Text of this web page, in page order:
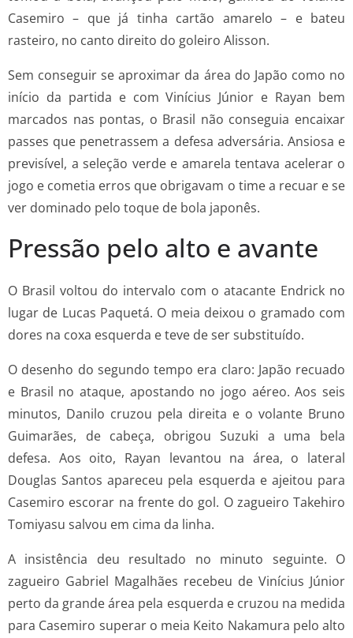
Casemiro – que já tinha cartão amarelo – e bateu
rasteiro, no canto direito do goleiro Alisson.
Sem conseguir se aproximar da área do Japão como no
início da partida e com Vinícius Júnior e Rayan bem
marcados nas pontas, o Brasil não conseguia encaixar
passes que penetrassem a defesa adversária. Ansiosa e
previsível, a seleção verde e amarela tentava acelerar o
jogo e cometia erros que obrigavam o time a recuar e se
ver dominado pelo toque de bola japonês.
Pressão pelo alto e avante
O Brasil voltou do intervalo com o atacante Endrick no
lugar de Lucas Paquetá. O meia deixou o gramado com
dores na coxa esquerda e teve de ser substituído.
O desenho do segundo tempo era claro: Japão recuado
e Brasil no ataque, apostando no jogo aéreo. Aos seis
minutos, Danilo cruzou pela direita e o volante Bruno
Guimarães, de cabeça, obrigou Suzuki a uma bela
defesa. Aos oito, Rayan levantou na área, o lateral
Douglas Santos apareceu pela esquerda e ajeitou para
Casemiro escorar na frente do gol. O zagueiro Takehiro
Tomiyasu salvou em cima da linha.
A insistência deu resultado no minuto seguinte. O
zagueiro Gabriel Magalhães recebeu de Vinícius Júnior
perto da grande área pela esquerda e cruzou na medida
para Casemiro superar o meia Keito Nakamura pelo alto